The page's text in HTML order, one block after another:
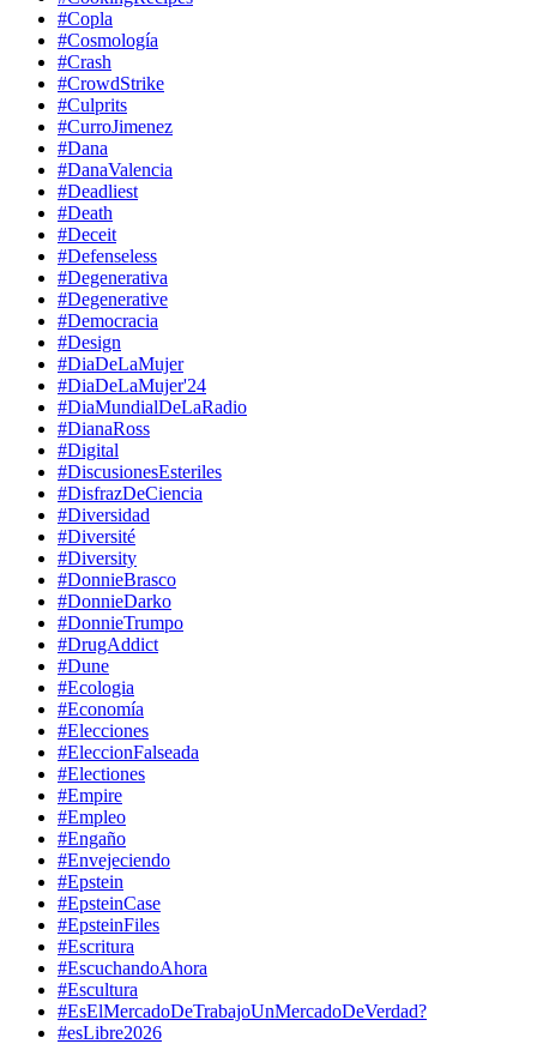
#Copla
#Cosmología
#Crash
#CrowdStrike
#Culprits
#CurroJimenez
#Dana
#DanaValencia
#Deadliest
#Death
#Deceit
#Defenseless
#Degenerativa
#Degenerative
#Democracia
#Design
#DiaDeLaMujer
#DiaDeLaMujer'24
#DiaMundialDeLaRadio
#DianaRoss
#Digital
#DiscusionesEsteriles
#DisfrazDeCiencia
#Diversidad
#Diversité
#Diversity
#DonnieBrasco
#DonnieDarko
#DonnieTrumpo
#DrugAddict
#Dune
#Ecologia
#Economía
#Elecciones
#EleccionFalseada
#Electiones
#Empire
#Empleo
#Engaño
#Envejeciendo
#Epstein
#EpsteinCase
#EpsteinFiles
#Escritura
#EscuchandoAhora
#Escultura
#EsElMercadoDeTrabajoUnMercadoDeVerdad?
#esLibre2026